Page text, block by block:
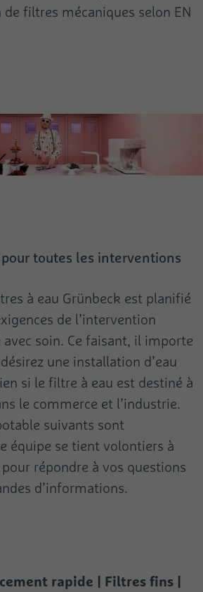
de filtres mécaniques selon EN
toutes les interventions
à eau Grünbeck est planifié
de l’intervention
soin. Ce faisant, il importe
une installation d’eau
si le filtre à eau est destiné à
le commerce et l’industrie.
suivants sont
équipe se tient volontiers à
répondre à vos questions
d’informations.
rapide | Filtres fins |